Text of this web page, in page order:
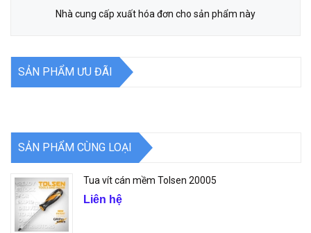
Nhà cung cấp xuất hóa đơn cho sản phẩm này
SẢN PHẨM ƯU ĐÃI
SẢN PHẨM CÙNG LOẠI
Tua vít cán mềm Tolsen 20005
Liên hệ